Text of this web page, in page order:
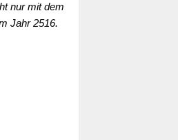
nur mit dem
Jahr 2516.